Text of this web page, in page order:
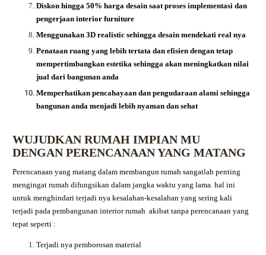
Diskon hingga 50% harga desain saat proses implementasi dan
pengerjaan interior furniture
Menggunakan 3D realistic sehingga desain mendekati real nya
Penataan ruang yang lebih tertata dan efisien dengan tetap
mempertimbangkan estetika sehingga akan meningkatkan nilai
jual dari bangunan anda
Memperhatikan pencahayaan dan pengudaraan alami sehingga
bangunan anda menjadi lebih nyaman dan sehat
WUJUDKAN RUMAH IMPIAN MU
DENGAN PERENCANAAN YANG MATANG
Perencanaan yang matang dalam membangun rumah sangatlah penting
mengingat rumah difungsikan dalam jangka waktu yang lama. hal ini
untuk menghindari terjadi nya kesalahan-kesalahan yang sering kali
terjadi pada pembangunan interior rumah akibat tanpa perencanaan yang
tepat seperti :
Terjadi nya pemborosan material